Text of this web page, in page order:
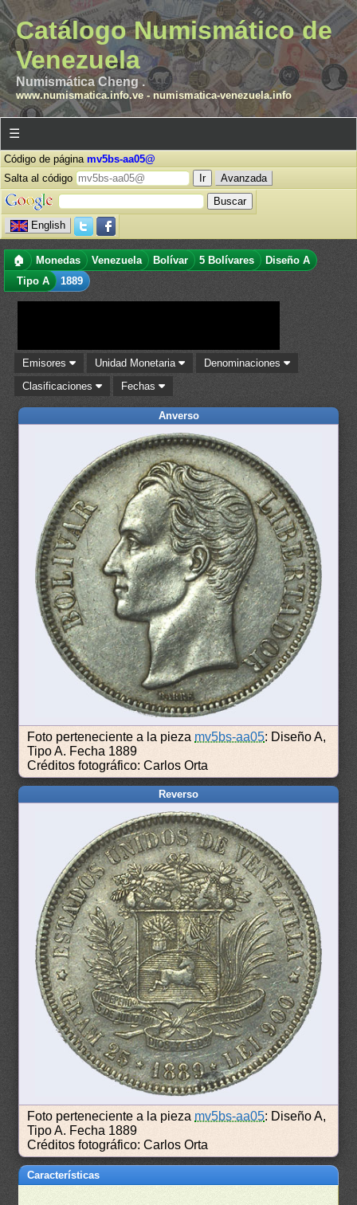
Catálogo Numismático de
Venezuela
Numismática Cheng .
www.numismatica.info.ve- numismatica-venezuela.info
☰
Código de página mv5bs-aa05@
Salta al código
Avanzada
English
🏠 Monedas Venezuela Bolívar 5 Bolívares
Diseño A
Tipo A
1889
Emisores Unidad Monetaria
Denominaciones
Clasificaciones
Fechas
Anverso
Foto perteneciente a la pieza mv5bs-aa05: Diseño A,
Tipo A. Fecha 1889
Créditos fotográfico: Carlos Orta
Reverso
Foto perteneciente a la pieza mv5bs-aa05: Diseño A,
Tipo A. Fecha 1889
Créditos fotográfico: Carlos Orta
Características